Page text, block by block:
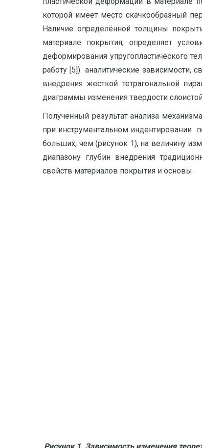
которой имеет место скачкообразный
Наличие определённой толщины
материале покрытия, определяет
деформирования упругопластического
работу [5]) аналитические
внедрения жесткой тетрагональной
диаграммы изменения твердости
Полученный результат анализа
при инструментальном индентировании
больших, чем (рисунок 1), на величину
диапазону глубин внедрения
свойств материалов покрытия и основы.